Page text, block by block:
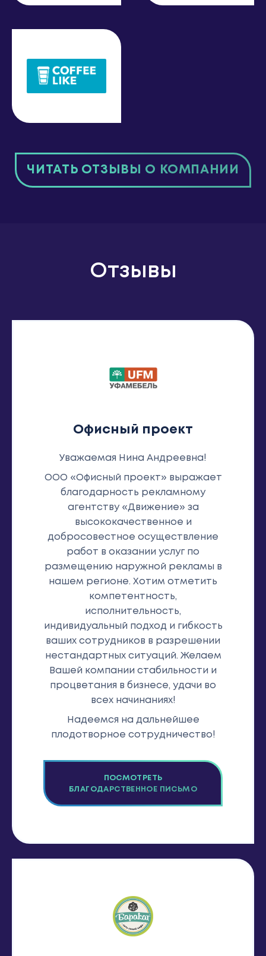
ЧИТАТЬ ОТЗЫВЫ О КОМПАНИИ
Отзывы
Офисный проект
Уважаемая Нина Андреевна!
ООО «Офисный проект» выражает
благодарность рекламному
агентству «Движение» за
высококачественное и
добросовестное осуществление
работ в оказании услуг по
размещению наружной рекламы в
нашем регионе. Хотим отметить
компетентность,
исполнительность,
индивидуальный подход и гибкость
ваших сотрудников в разрешении
нестандартных ситуаций. Желаем
Вашей компании стабильности и
процветания в бизнесе, удачи во
всех начинаниях!
Надеемся на дальнейшее
плодотворное сотрудничество!
ПОСМОТРЕТЬ
БЛАГОДАРСТВЕННОЕ ПИСЬМО